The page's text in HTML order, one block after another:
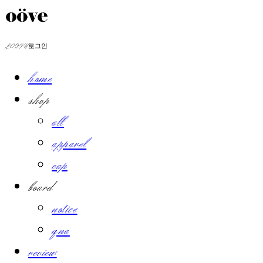
LOG IN로그인
home
shop
all
apparel
cap
board
notice
qna
review